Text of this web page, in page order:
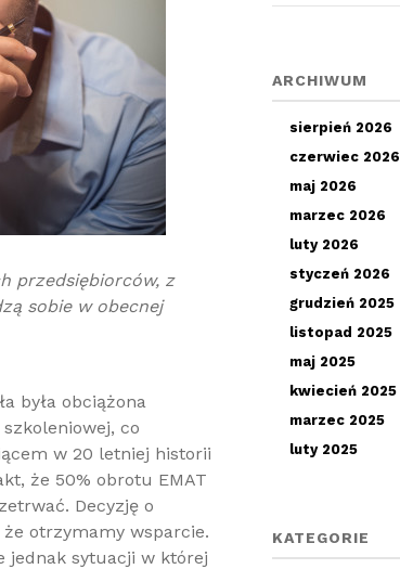
przedsiębiorców, z
sobie w obecnej
była obciążona
co
w 20 letniej historii
że 50% obrotu EMAT
Decyzję o
otrzymamy wsparcie.
jednak sytuacji w której
ARCHIWUM
sierpień 2026
czerwiec 2026
maj 2026
marzec 2026
luty 2026
styczeń 2026
grudzień 2025
listopad 2025
maj 2025
kwiecień 2025
marzec 2025
luty 2025
KATEGORIE